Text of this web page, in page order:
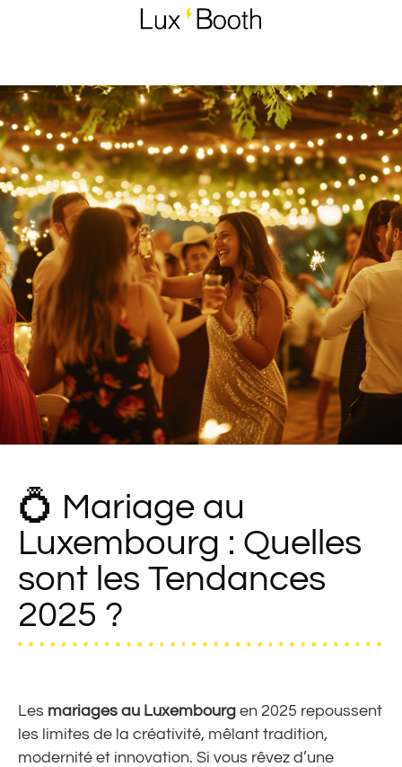
💍 Mariage au
Luxembourg : Quelles
sont les Tendances
2025 ?
Les mariages au Luxembourg en 2025 repoussent
les limites de la créativité, mêlant tradition,
modernité et innovation. Si vous rêvez d’une